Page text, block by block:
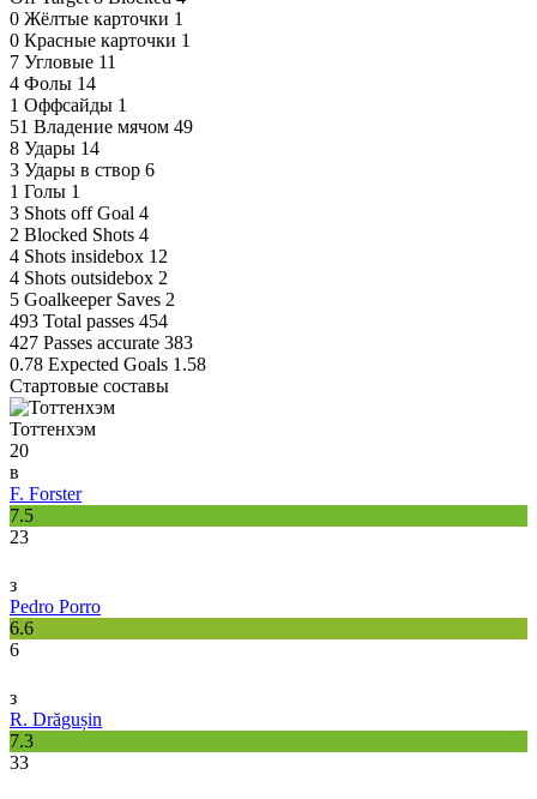
0 Жёлтые карточки 1
0 Красные карточки 1
7 Угловые 11
4 Фолы 14
1 Оффсайды 1
51 Владение мячом 49
8 Удары 14
3 Удары в створ 6
1 Голы 1
3 Shots off Goal 4
2 Blocked Shots 4
4 Shots insidebox 12
4 Shots outsidebox 2
5 Goalkeeper Saves 2
493 Total passes 454
427 Passes accurate 383
0.78 Expected Goals 1.58
Стартовые составы
Тоттенхэм
20
в
F. Forster
7.5
23
з
Pedro Porro
6.6
6
з
R. Drăgușin
7.3
33